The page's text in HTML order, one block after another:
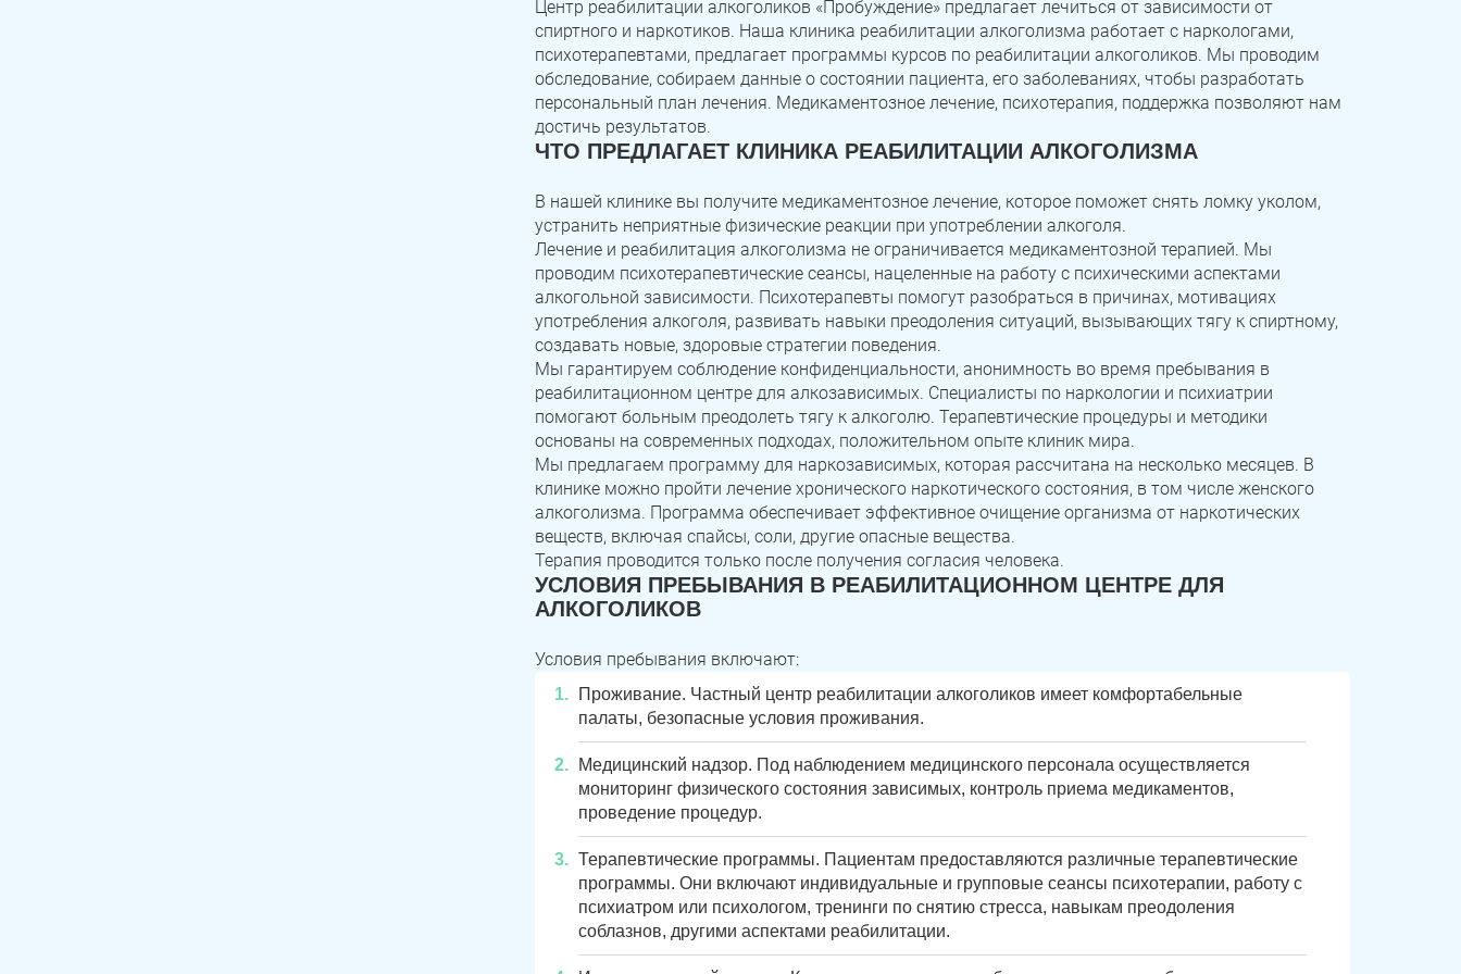
Центр реабилитации алкоголиков «Пробуждение» предлагает лечиться от зависимости от
спиртного и наркотиков. Наша клиника реабилитации алкоголизма работает с наркологами,
психотерапевтами, предлагает программы курсов по реабилитации алкоголиков. Мы проводим
обследование, собираем данные о состоянии пациента, его заболеваниях, чтобы разработать
персональный план лечения. Медикаментозное лечение, психотерапия, поддержка позволяют нам
достичь результатов.
ЧТО ПРЕДЛАГАЕТ КЛИНИКА РЕАБИЛИТАЦИИ АЛКОГОЛИЗМА
В нашей клинике вы получите медикаментозное лечение, которое поможет снять ломку уколом,
устранить неприятные физические реакции при употреблении алкоголя.
Лечение и реабилитация алкоголизма не ограничивается медикаментозной терапией. Мы
проводим психотерапевтические сеансы, нацеленные на работу с психическими аспектами
алкогольной зависимости. Психотерапевты помогут разобраться в причинах, мотивациях
употребления алкоголя, развивать навыки преодоления ситуаций, вызывающих тягу к спиртному,
создавать новые, здоровые стратегии поведения.
Мы гарантируем соблюдение конфиденциальности, анонимность во время пребывания в
реабилитационном центре для алкозависимых. Специалисты по наркологии и психиатрии
помогают больным преодолеть тягу к алкоголю. Терапевтические процедуры и методики
основаны на современных подходах, положительном опыте клиник мира.
Мы предлагаем программу для наркозависимых, которая рассчитана на несколько месяцев. В
клинике можно пройти лечение хронического наркотического состояния, в том числе женского
алкоголизма. Программа обеспечивает эффективное очищение организма от наркотических
веществ, включая спайсы, соли, другие опасные вещества.
Терапия проводится только после получения согласия человека.
УСЛОВИЯ ПРЕБЫВАНИЯ В РЕАБИЛИТАЦИОННОМ ЦЕНТРЕ ДЛЯ
АЛКОГОЛИКОВ
Условия пребывания включают:
Проживание. Частный центр реабилитации алкоголиков имеет комфортабельные
палаты, безопасные условия проживания.
Медицинский надзор. Под наблюдением медицинского персонала осуществляется
мониторинг физического состояния зависимых, контроль приема медикаментов,
проведение процедур.
Терапевтические программы. Пациентам предоставляются различные терапевтические
программы. Они включают индивидуальные и групповые сеансы психотерапии, работу с
психиатром или психологом, тренинги по снятию стресса, навыкам преодоления
соблазнов, другими аспектами реабилитации.